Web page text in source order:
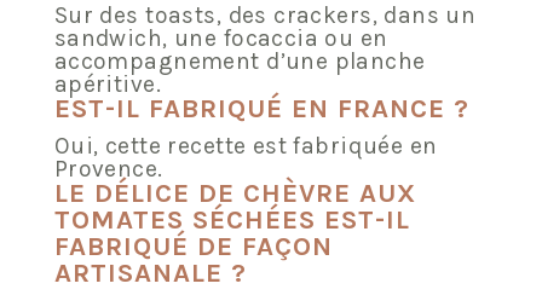
Sur des toasts, des crackers, dans un
sandwich, une focaccia ou en
accompagnement d’une planche
apéritive.
EST-IL FABRIQUÉ EN FRANCE ?
Oui, cette recette est fabriquée en
Provence.
LE DÉLICE DE CHÈVRE AUX
TOMATES SÉCHÉES EST-IL
FABRIQUÉ DE FAÇON
ARTISANALE ?